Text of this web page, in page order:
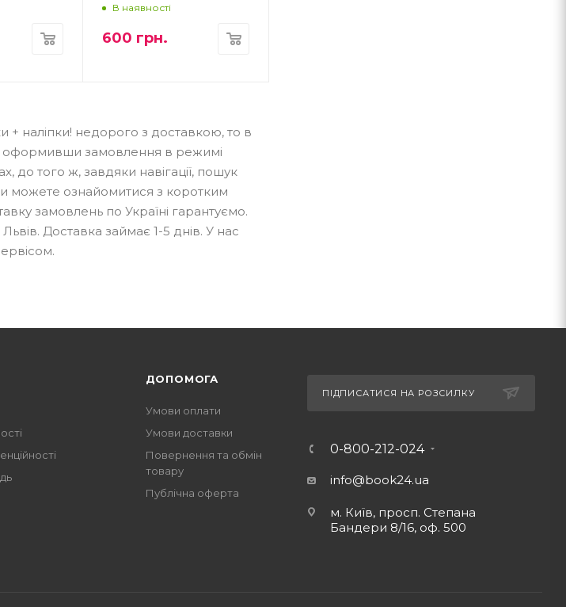
В наявності
600 грн.
+ наліпки! недорого з доставкою, то в
оформивши замовлення в режимі
до того ж, завдяки навігації, пошук
можете ознайомитися з коротким
замовлень по Україні гарантуємо.
Доставка займає 1-5 днів. У нас
ДОПОМОГА
Умови оплати
Умови доставки
Повернення та обмін
товару
Публічна оферта
ПІДПИСАТИСЯ НА РОЗСИЛКУ
0-800-212-024
info@book24.ua
м. Київ, просп. Степана
Бандери 8/16, оф. 500